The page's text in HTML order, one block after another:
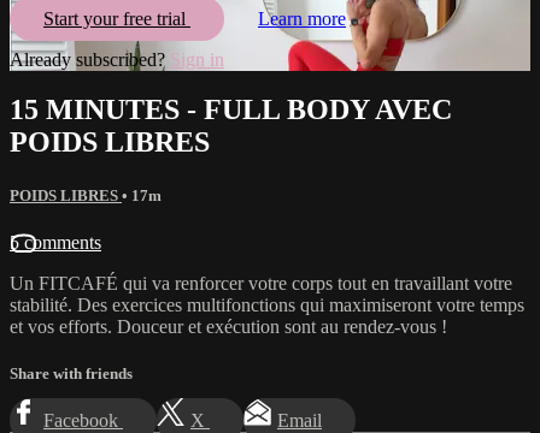
Start your free trial
Learn more
Already subscribed? Sign in
15 MINUTES - FULL BODY AVEC
POIDS LIBRES
POIDS LIBRES • 17m
5 comments
Un FITCAFÉ qui va renforcer votre corps tout en travaillant votre
stabilité. Des exercices multifonctions qui maximiseront votre temps
et vos efforts. Douceur et exécution sont au rendez-vous !
Share with friends
Facebook X
Email